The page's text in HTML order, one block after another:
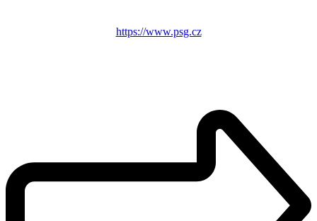
https://www.psg.cz